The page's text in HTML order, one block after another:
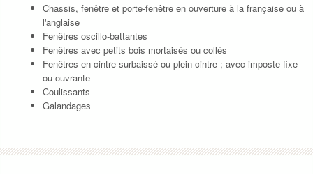
Chassis, fenêtre et porte-fenêtre en ouverture à la française ou à
l'anglaise
Fenêtres oscillo-battantes
Fenêtres avec petits bois mortaisés ou collés
Fenêtres en cintre surbaissé ou plein-cintre ; avec imposte fixe
ou ouvrante
Coulissants
Galandages